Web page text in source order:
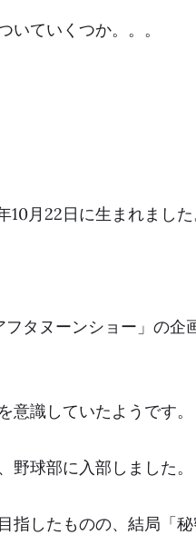
いていくつか。。。
月22日に生まれました
タヌーンショー」の企
意識していたようです。
球部に入部しました。
指したものの、 結局「